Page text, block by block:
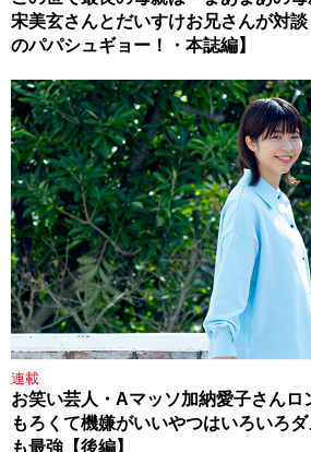
宋美玄さんとだいすけお兄さんが対
のパパシュギョー！・本誌編】
連載
お笑い芸人・Aマッソ加納愛子さんロ
もろくて機嫌がいいやつはいろいろ
も最強【後編】